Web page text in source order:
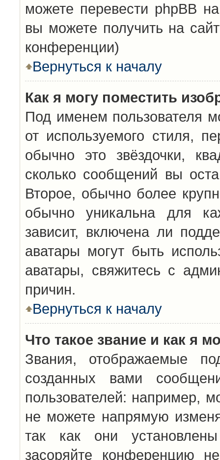
можете перевести phpBB
вы можете получить на
конференции)
Вернуться к началу
Как я могу поместить
Под именем пользователя
от используемого стиля,
обычно это звёздочки,
сколько сообщений вы
Второе, обычно более
обычно уникальна для
зависит, включена ли
аватары могут быть
аватары, свяжитесь с
причин.
Вернуться к началу
Что такое звание и как я
Звания, отображаемые
созданных вами
пользователей: например,
не можете напрямую
так как они
засоряйте конференцию